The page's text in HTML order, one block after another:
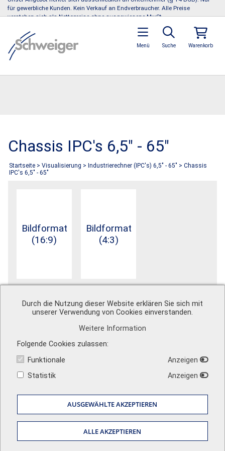
Durch die Nutzung dieser Website erklären Sie sich mit
unserer Verwendung von Cookies einverstanden.
Weitere Information
Folgende Cookies zulassen
Funktionale
Anzeigen
Statistik
Anzeigen
AUSGEWÄHLTE AKZEPTIEREN
ALLE AKZEPTIEREN
Chassis IPC's 6,5" - 65"
Startseite > Visualisierung > Industrierechner (IPC's) 6,5" - 65" > Chassis
IPC's 6,5" - 65"
Bildformat
(16:9)
Bildformat
(4:3)
Ohmstr. 1
82054 Sauerlach
Zentrale
+49 (0) 8104 897 0
Vertrieb
info@schweiger-group.de
Techn. Support
info@schweiger-shop.de
Sehen Sie unsere Bewertungen auf
Impressum | AGB | Datenschutz | Versandkosten | Newsletter
Warenkorb
Suche
Menü
für gewerbliche Kunden. Kein Verkauf an Endverbraucher. Alle Preise
verstehen sich als Nettopreise ohne ausgewiesene MwSt.